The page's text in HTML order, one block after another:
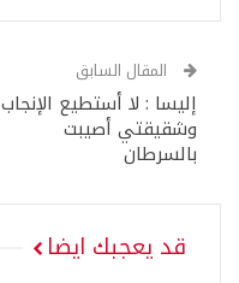
المقال السابق
إليسا : لا أستطيع الإنجاب
وشقيقتي أصيبت
بالسرطان
قد يعجبك ايضا